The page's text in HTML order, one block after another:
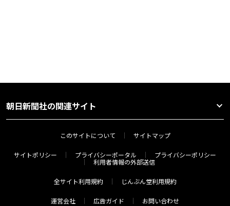
朝日新聞社の関連サイト
このサイトについて サイトマップ
サイトポリシー プライバシーポータル
プライバシーポリシー
利用者情報の外部送信
全サイト利用規約 じんぶん堂利用規約
運営会社 広告ガイド お問い合わせ